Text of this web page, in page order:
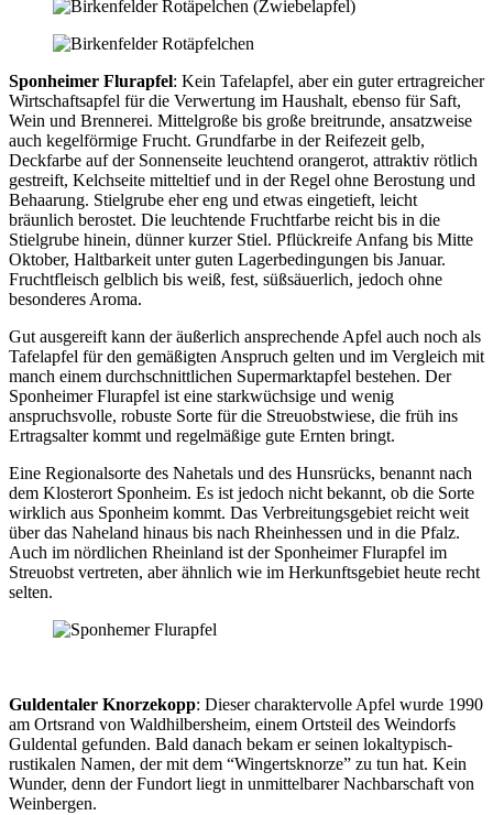
Sponheimer Flurapfel: Kein Tafelapfel, aber ein guter ertragreicher
Wirtschaftsapfel für die Verwertung im Haushalt, ebenso für Saft,
Wein und Brennerei. Mittelgroße bis große breitrunde, ansatzweise
auch kegelförmige Frucht. Grundfarbe in der Reifezeit gelb,
Deckfarbe auf der Sonnenseite leuchtend orangerot, attraktiv rötlich
gestreift, Kelchseite mitteltief und in der Regel ohne Berostung und
Behaarung. Stielgrube eher eng und etwas eingetieft, leicht
bräunlich berostet. Die leuchtende Fruchtfarbe reicht bis in die
Stielgrube hinein, dünner kurzer Stiel. Pflückreife Anfang bis Mitte
Oktober, Haltbarkeit unter guten Lagerbedingungen bis Januar.
Fruchtfleisch gelblich bis weiß, fest, süßsäuerlich, jedoch ohne
besonderes Aroma.
Gut ausgereift kann der äußerlich ansprechende Apfel auch noch als
Tafelapfel für den gemäßigten Anspruch gelten und im Vergleich mit
manch einem durchschnittlichen Supermarktapfel bestehen. Der
Sponheimer Flurapfel ist eine starkwüchsige und wenig
anspruchsvolle, robuste Sorte für die Streuobstwiese, die früh ins
Ertragsalter kommt und regelmäßige gute Ernten bringt.
Eine Regionalsorte des Nahetals und des Hunsrücks, benannt nach
dem Klosterort Sponheim. Es ist jedoch nicht bekannt, ob die Sorte
wirklich aus Sponheim kommt. Das Verbreitungsgebiet reicht weit
über das Naheland hinaus bis nach Rheinhessen und in die Pfalz.
Auch im nördlichen Rheinland ist der Sponheimer Flurapfel im
Streuobst vertreten, aber ähnlich wie im Herkunftsgebiet heute recht
selten.
Guldentaler Knorzekopp: Dieser charaktervolle Apfel wurde 1990
am Ortsrand von Waldhilbersheim, einem Ortsteil des Weindorfs
Guldental gefunden. Bald danach bekam er seinen lokaltypisch-
rustikalen Namen, der mit dem “Wingertsknorze” zu tun hat. Kein
Wunder, denn der Fundort liegt in unmittelbarer Nachbarschaft von
Weinbergen.